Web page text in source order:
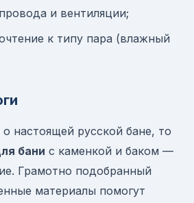
и вентиляции;
к типу пара (влажный
настоящей русской бане, то
бани с каменкой и баком —
Грамотно подобранный
материалы помогут